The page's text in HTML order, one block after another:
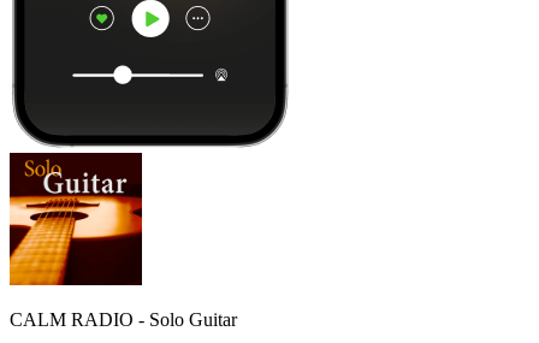
CALM RADIO - Solo Guitar